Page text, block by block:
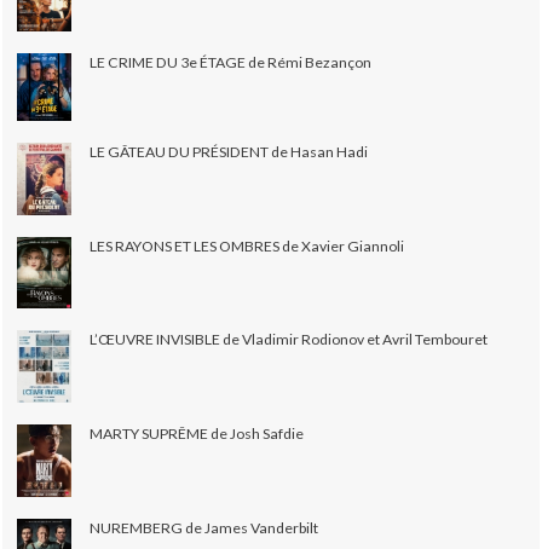
LE CRIME DU 3e ÉTAGE de Rémi Bezançon
LE GÂTEAU DU PRÉSIDENT de Hasan Hadi
LES RAYONS ET LES OMBRES de Xavier Giannoli
L’ŒUVRE INVISIBLE de Vladimir Rodionov et Avril Tembouret
MARTY SUPRÊME de Josh Safdie
NUREMBERG de James Vanderbilt